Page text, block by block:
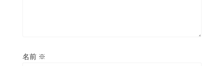
名前 ※